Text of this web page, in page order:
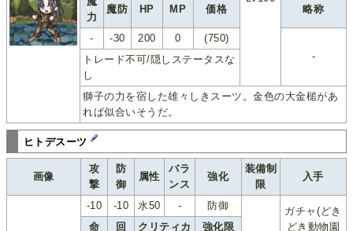
力
魔防 HP MP 価格 略称
- -30 200 0
(750)
-
トレード不可/隠しステータスな
し
獅子の力を宿した雄々しきスーツ。金色の大金槌があ
れば似合いそうだ。
ヒトデスーツ
画像
攻
撃
防
御
属性
バラ
ンス
強化
装備制
限
入手
-10 -10 水50 - 防御
ガチャ(どき
どき動物園
命 回 クリティカ 強化限